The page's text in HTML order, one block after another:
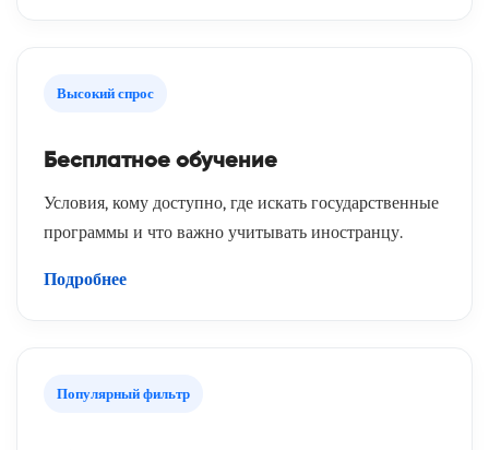
Высокий спрос
Бесплатное обучение
Условия, кому доступно, где искать государственные
программы и что важно учитывать иностранцу.
Подробнее
Популярный фильтр